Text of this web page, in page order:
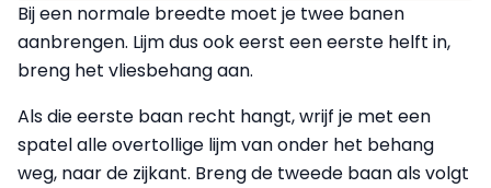
Bij een normale breedte moet je twee banen
aanbrengen. Lijm dus ook eerst een eerste helft in,
breng het vliesbehang aan.
Als die eerste baan recht hangt, wrijf je met een
spatel alle overtollige lijm van onder het behang
weg, naar de zijkant. Breng de tweede baan als volgt